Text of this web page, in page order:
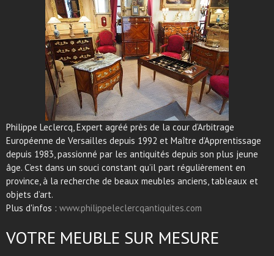
Philippe Leclercq, Expert agréé près de la cour d’Arbitrage
Européenne de Versailles depuis 1992 et Maître d’Apprentissage
depuis 1983, passionné par les antiquités depuis son plus jeune
âge. C’est dans un souci constant qu’il part régulièrement en
province, à la recherche de beaux meubles anciens, tableaux et
objets d’art.
Plus d'infos : www.philippeleclercqantiquites.com
VOTRE MEUBLE SUR MESURE